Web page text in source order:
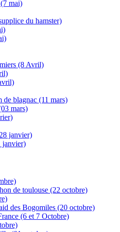
mai)
du hamster)
(8 Avril)
de blagnac (11 mars)
mars)
janvier)
janvier)
de toulouse (22 octobre)
des Bogomiles (20 octobre)
(6 et 7 Octobre)